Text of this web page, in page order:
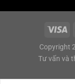
Copyright
Tư vấn và